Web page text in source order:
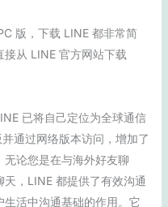
版，下载 LINE 都非常简
从 LINE 官方网站下载
已将自己定位为全球通信
通过网络版本访问，增加了
论您是在与海外好友聊
，LINE 都提供了有效沟通
活中沟通基础的作用。它